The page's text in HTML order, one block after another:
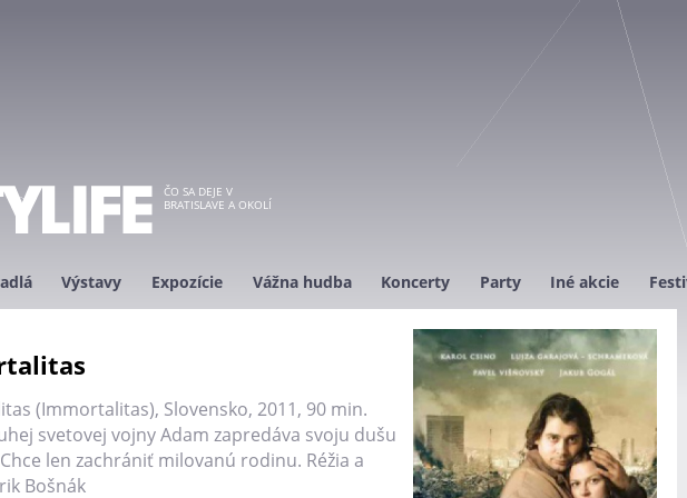
ČO SA DEJE V
BRATISLAVE A OKOLÍ
Výstavy Expozície Vážna hudba Koncerty Party Iné akcie
(Immortalitas), Slovensko, 2011, 90 min.
svetovej vojny Adam zapredáva svoju dušu
len zachrániť milovanú rodinu. Réžia a
Bošnák